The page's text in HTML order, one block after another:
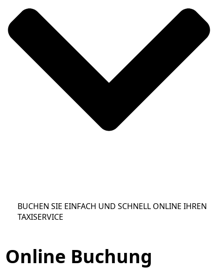
BUCHEN SIE EINFACH UND SCHNELL ONLINE IHREN
TAXISERVICE
Online Buchung